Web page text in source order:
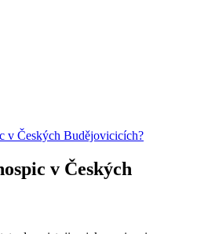
v Českých Budějovicicích?
v Českých